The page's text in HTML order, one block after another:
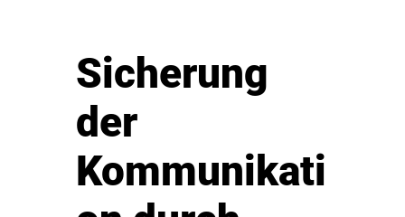
Sicherung
der
Kommunikati